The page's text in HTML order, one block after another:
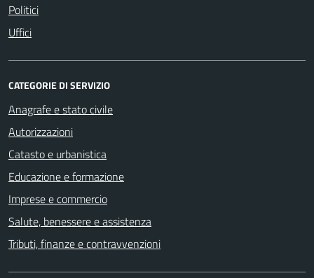
Politici
Uffici
CATEGORIE DI SERVIZIO
Anagrafe e stato civile
Autorizzazioni
Catasto e urbanistica
Educazione e formazione
Imprese e commercio
Salute, benessere e assistenza
Tributi, finanze e contravvenzioni